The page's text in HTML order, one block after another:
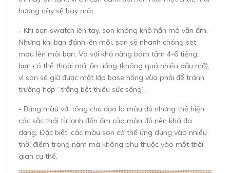
hương này sẽ bay mất.
- Khi bạn swatch lên tay, son không khô hẳn mà vẫn ẩm.
Nhưng khi bạn đánh lên môi, son sẽ nhanh chóng set
màu lên môi bạn. Và với khả năng bám tầm 4-6 tiếng,
bạn có thể thoải mái ăn uống (không quá nhiều dầu mỡ),
vì son sẽ giữ được một lớp base hồng vừa phải để tránh
trường hợp “trắng bệt thiếu sức sống”.
- Bảng màu với tông chủ đạo là màu đỏ nhưng thể hiện
các sắc thái từ lạnh đến ấm của màu đỏ nên khá đa
dạng. Đặc biệt, các màu son có thể ứng dụng vào nhiều
thời điểm trong năm mà không phụ thuộc vào một thời
gian cụ thể.